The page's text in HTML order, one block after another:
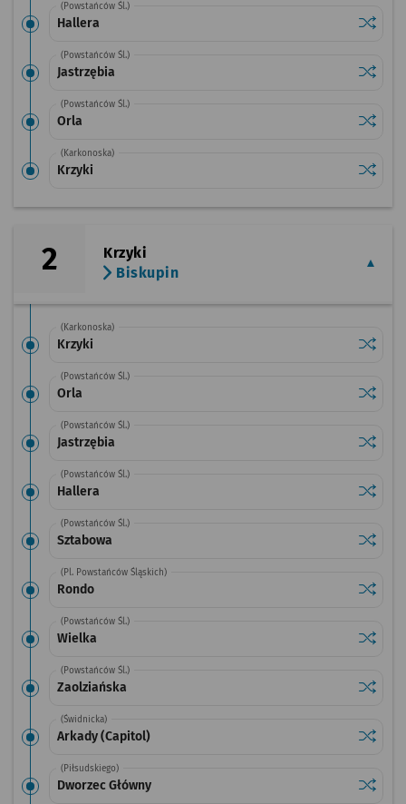
(Powstańców Śl.)
Hallera
(Powstańców Śl.)
Jastrzębia
(Powstańców Śl.)
Orla
(Karkonoska)
Krzyki
2
Krzyki
Biskupin
(Karkonoska)
Krzyki
(Powstańców Śl.)
Orla
(Powstańców Śl.)
Jastrzębia
(Powstańców Śl.)
Hallera
(Powstańców Śl.)
Sztabowa
(Pl. Powstańców Śląskich)
Rondo
(Powstańców Śl.)
Wielka
(Powstańców Śl.)
Zaolziańska
(Świdnicka)
Arkady (Capitol)
(Piłsudskiego)
Dworzec Główny